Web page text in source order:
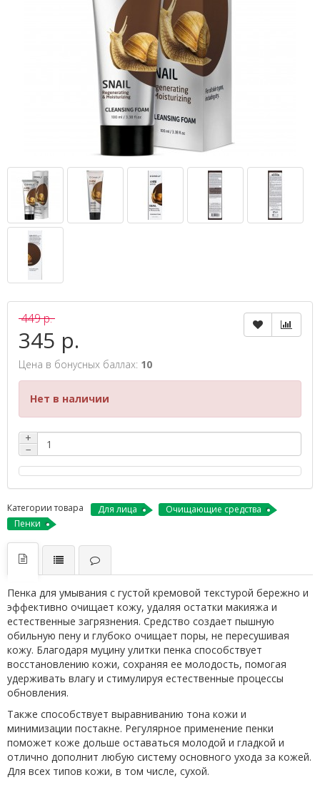
449 р.
345 р.
Цена в бонусных баллах: 10
Нет в наличии
+
−
Категории товара Для лица
Очищающие средства
Пенки
Пенка для умывания с густой кремовой текстурой бережно и
эффективно очищает кожу, удаляя остатки макияжа и
естественные загрязнения. Средство создает пышную
обильную пену и глубоко очищает поры, не пересушивая
кожу. Благодаря муцину улитки пенка способствует
восстановлению кожи, сохраняя ее молодость, помогая
удерживать влагу и стимулируя естественные процессы
обновления.
Также способствует выравниванию тона кожи и
минимизации постакне. Регулярное применение пенки
поможет коже дольше оставаться молодой и гладкой и
отлично дополнит любую систему основного ухода за кожей.
Для всех типов кожи, в том числе, сухой.